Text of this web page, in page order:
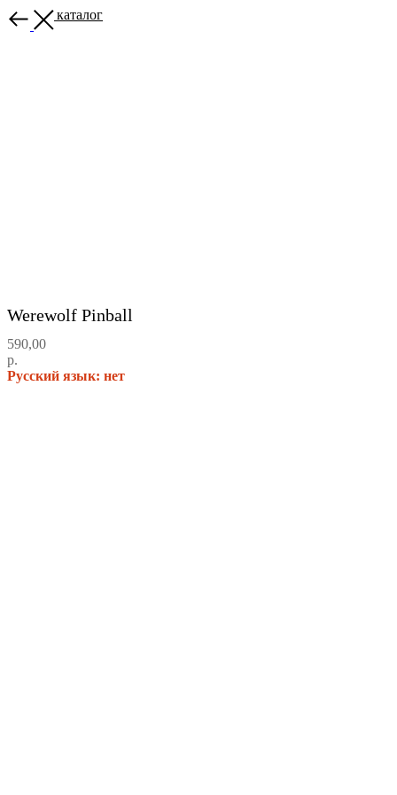
Назад в каталог
Werewolf Pinball
590,00
р.
Русский язык: нет